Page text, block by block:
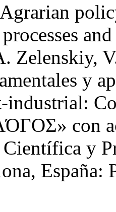
Zelenskiy,
y
industrial:
con
y
España: